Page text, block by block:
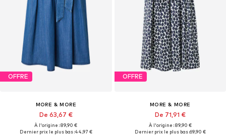
OFFRE
MORE & MORE
De 63,67 €
À l'origine : 89,90 €
Dernier prix le plus bas :44,97 €
OFFRE
MORE & MORE
De 71,91 €
À l'origine : 89,90 €
Dernier prix le plus bas :69,90 €